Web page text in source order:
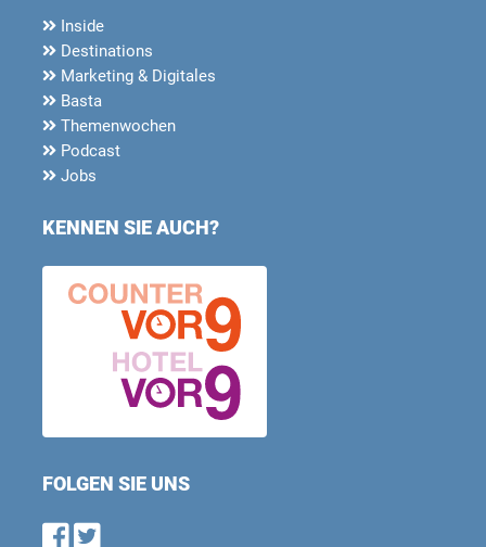
Inside
Destinations
Marketing & Digitales
Basta
Themenwochen
Podcast
Jobs
KENNEN SIE AUCH?
FOLGEN SIE UNS
Find us on Facebook
Follow us on Twitter